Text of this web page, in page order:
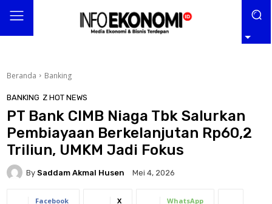
Beranda Banking
BANKING Z HOT NEWS
PT Bank CIMB Niaga Tbk Salurkan
Pembiayaan Berkelanjutan Rp60,2
Triliun, UMKM Jadi Fokus
By Saddam Akmal Husen Mei 4, 2026
Facebook X WhatsApp